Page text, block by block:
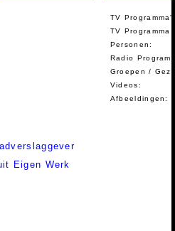
Eigen Werk
TV
TV Programma
Personen:
Radio
Groepen /
Videos:
Afbeeldingen: